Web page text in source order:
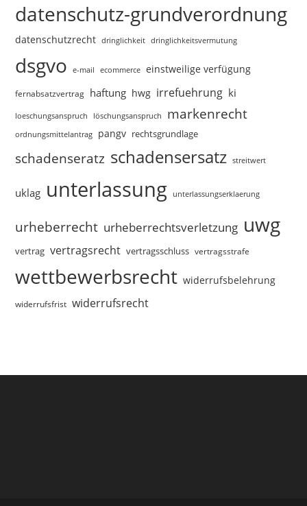
datenschutz-grundverordnung
datenschutzrecht dringlichkeit dringlichkeitsvermutung
dsgvo e-mail ecommerce einstweilige verfügung
fernabsatzvertrag haftung hwg irrefuehrung ki
loeschungsanspruch löschungsanspruch markenrecht
ordnungsmittelantrag pangv rechtsgrundlage
schadenseratz schadensersatz streitwert
uklag unterlassung unterlassungserklaerung
urheberrecht urheberrechtsverletzung uwg
vertrag vertragsrecht vertragsschluss vertragsstrafe
wettbewerbsrecht widerrufsbelehrung
widerrufsfrist widerrufsrecht